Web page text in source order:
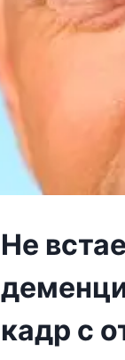
Не
кадр с